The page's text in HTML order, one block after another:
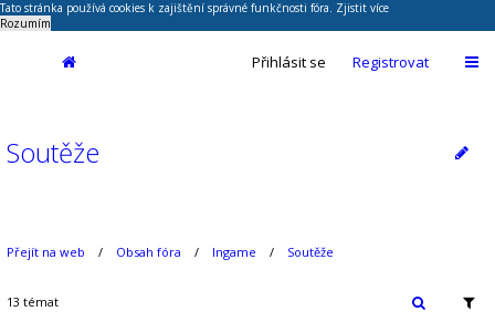
Tato stránka používá cookies k zajištění správné funkčnosti fóra. Zjistit více
Rozumím
Přihlásit se Registrovat
Soutěže
Přejít na web Obsah fóra Ingame Soutěže
13 témat